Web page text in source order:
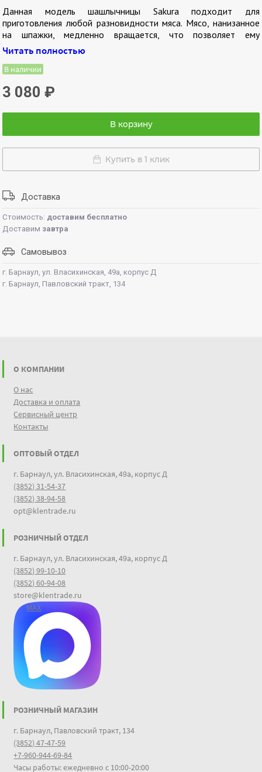
Данная модель шашлычницы Sakura подходит для
приготовления любой разновидности мяса. Мясо, нанизанное
на шпажки, медленно вращается, что позволяет ему
равномерно пропекаться. Жир и сок в процессе приготовления
которые входят в комплектацию. Прибор сделан из прочного
Читать полностью
В наличии
3 080₽
В корзину
Купить в 1 клик
Доставка
Стоимость: доставим бесплатно
Доставим завтра
Самовывоз
г. Барнаул, ул. Власихинская, 49а, корпус Д
г. Барнаул, Павловский тракт, 134
О КОМПАНИИ
О нас
Доставка и оплата
Сервисный центр
Контакты
ОПТОВЫЙ ОТДЕЛ
г. Барнаул, ул. Власихинская, 49а, корпус Д
(3852) 31-54-37
(3852) 38-94-58
opt@klentrade.ru
РОЗНИЧНЫЙ ОТДЕЛ
г. Барнаул, ул. Власихинская, 49а, корпус Д
(3852) 99-10-10
(3852) 60-94-08
store@klentrade.ru
MAX
РОЗНИЧНЫЙ МАГАЗИН
г. Барнаул, Павловский тракт, 134
(3852) 47-47-59
+7-960-944-69-84
Часы работы: ежедневно с 10:00-20:00